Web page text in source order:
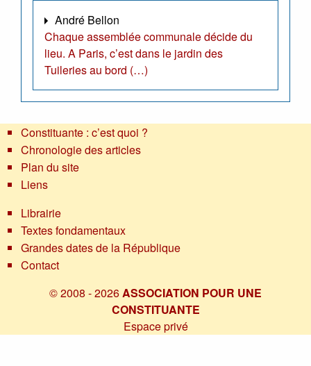
André Bellon
Chaque assemblée communale décide du
lieu. A Paris, c’est dans le jardin des
Tuileries au bord (…)
Constituante : c’est quoi ?
Chronologie des articles
Plan du site
Liens
Librairie
Textes fondamentaux
Grandes dates de la République
Contact
© 2008 - 2026 ASSOCIATION POUR UNE
CONSTITUANTE
Espace privé